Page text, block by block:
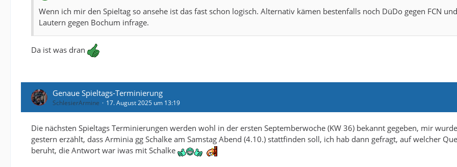
Wenn ich mir den Spieltag so ansehe ist das fast schon logisch. Alternativ kämen bestenfalls noch DüDo gegen FCN und
Lautern gegen Bochum infrage.
Da ist was dran
Genaue Spieltags-Terminierung
SchlesierArmine 17. August 2025 um 13:19
Die nächsten Spieltags Terminierungen werden wohl in der ersten Septemberwoche (KW 36) bekannt gegeben, mir wurde
gestern erzählt, dass Arminia gg Schalke am Samstag Abend (4.10.) stattfinden soll, ich hab dann gefragt, auf welcher
beruht, die Antwort war iwas mit Schalke